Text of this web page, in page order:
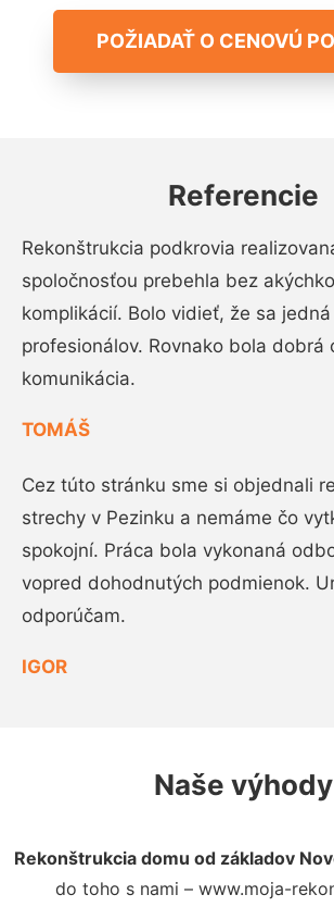
POŽIADAŤ O CENOVÚ
Referencie
Rekonštrukcia podkrovia
spoločnosťou prebehla bez
komplikácií. Bolo vidieť, že sa
profesionálov. Rovnako bola dobrá
komunikácia.
TOMÁŠ
Cez túto stránku sme si objednali
strechy v Pezinku a nemáme čo
spokojní. Práca bola vykonaná
vopred dohodnutých podmienok.
odporúčam.
IGOR
Naše výhody
Rekonštrukcia domu od základov
do toho s nami – www.moja-